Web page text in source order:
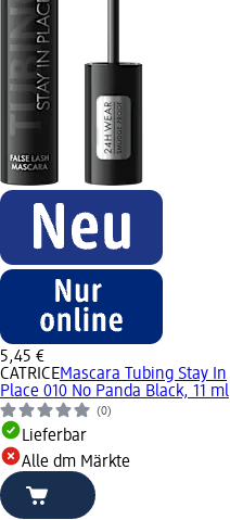
5,45 €
CATRICEMascara Tubing Stay In
Place 010 No Panda Black, 11 ml
(0)
Lieferbar
Alle dm Märkte